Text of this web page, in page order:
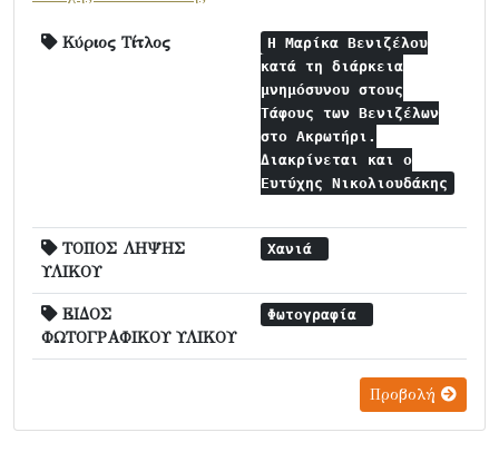
Κύριος Τίτλος
Η Μαρίκα Βενιζέλου
κατά τη διάρκεια
μνημόσυνου στους
Τάφους των Βενιζέλων
στο Ακρωτήρι.
Διακρίνεται και ο
Ευτύχης Νικολιουδάκης
ΤΟΠΟΣ ΛΗΨΗΣ
ΥΛΙΚΟΥ
Χανιά
ΕΙΔΟΣ
ΦΩΤΟΓΡΑΦΙΚΟΥ ΥΛΙΚΟΥ
Φωτογραφία
Προβολή